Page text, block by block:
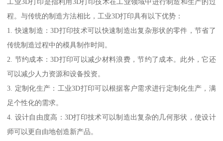
程。与传统的制造方法相比，工业3D打印具有以下优势：
1. 快速制造：3D打印技术可以快速制造出复杂形状的零件，节省了
传统制造过程中的模具制作时间。
2. 节约成本：3D打印可以减少材料浪费，节约了成本。此外，它还
可以减少人力资源和设备投资。
3. 定制化生产：工业3D打印可以根据客户需求进行定制化生产，满
足个性化的需求。
4. 设计自由度高：3D打印技术可以制造出复杂的几何形状，使设计
师可以更自由地创造新产品。